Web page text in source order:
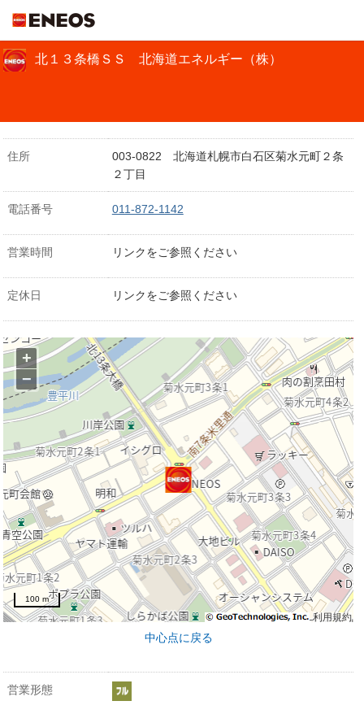
北１３条橋ＳＳ 北海道エネルギー（株）
住所
003-0822 北海道札幌市白石区菊水元町２条
２丁目
電話番号 011-872-1142
営業時間 リンクをご参照ください
定休日 リンクをご参照ください
利用規約
+
−
100 m
中心点に戻る
営業形態